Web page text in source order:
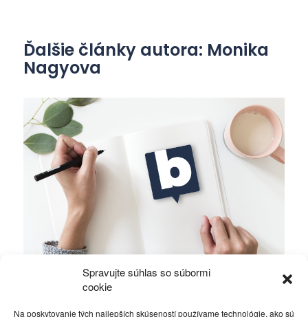
Spravujte súhlas so súbormi
cookie
Na poskytovanie tých najlepších skúseností používame technológie, ako sú
Ďalšie články autora: Monika
Nagyova
Dokonalá svokra
Rôzne 4. marca 2013